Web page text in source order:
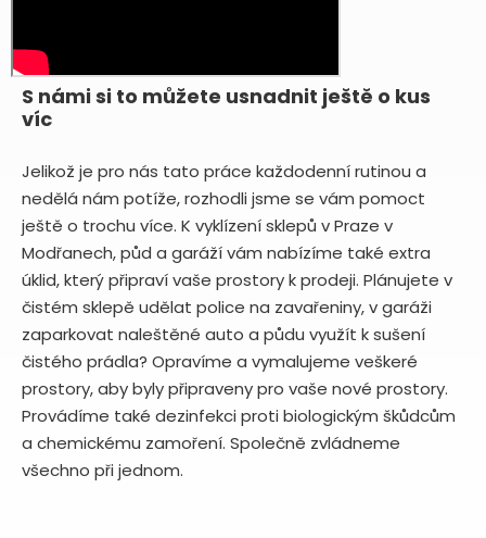
S námi si to můžete usnadnit ještě o kus
víc
Jelikož je pro nás tato práce každodenní rutinou a
nedělá nám potíže, rozhodli jsme se vám pomoct
ještě o trochu více. K vyklízení sklepů v Praze v
Modřanech, půd a garáží vám nabízíme také extra
úklid, který připraví vaše prostory k prodeji. Plánujete v
čistém sklepě udělat police na zavařeniny, v garáži
zaparkovat naleštěné auto a půdu využít k sušení
čistého prádla? Opravíme a vymalujeme veškeré
prostory, aby byly připraveny pro vaše nové prostory.
Provádíme také dezinfekci proti biologickým škůdcům
a chemickému zamoření. Společně zvládneme
všechno při jednom.